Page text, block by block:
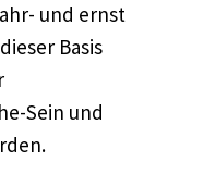
und ernst
Basis
Sein und